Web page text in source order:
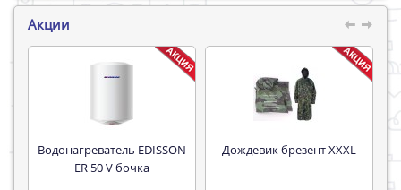
Акции
Водонагреватель EDISSON
ER 50 V бочка
Дождевик брезент XXXL